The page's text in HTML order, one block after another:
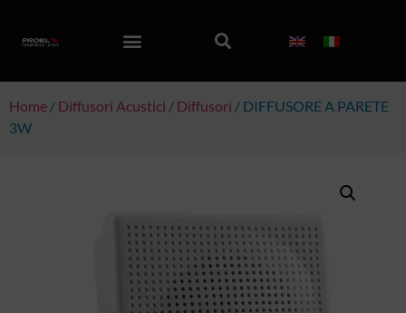
Home / Diffusori Acustici / Diffusori / DIFFUSORE A PARETE
3W